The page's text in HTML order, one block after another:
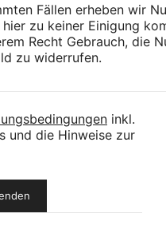
Fällen erheben wir
zu keiner Einigung
Recht Gebrauch, die
zu widerrufen.
inkl.
s und die Hinweise zur